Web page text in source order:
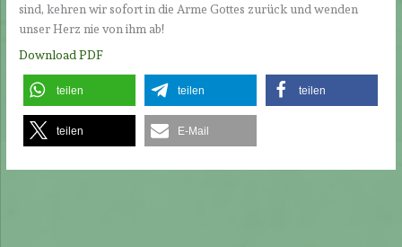
sind, kehren wir sofort in die Arme Gottes zurück und wenden
unser Herz nie von ihm ab!
Download PDF
teilen teilen teilen
teilen E-Mail